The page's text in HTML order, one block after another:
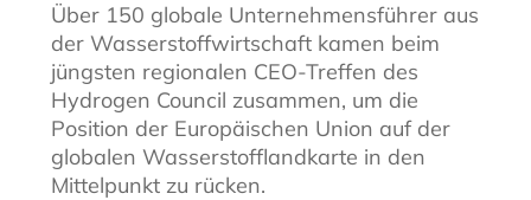
Über 150 globale Unternehmensführer aus
der Wasserstoffwirtschaft kamen beim
jüngsten regionalen CEO-Treffen des
Hydrogen Council zusammen, um die
Position der Europäischen Union auf der
globalen Wasserstofflandkarte in den
Mittelpunkt zu rücken.